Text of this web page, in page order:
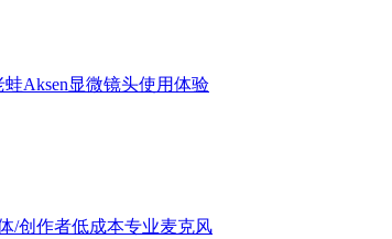
Aksen显微镜头使用体验
/创作者低成本专业麦克风